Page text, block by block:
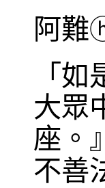
阿難
「
大眾
座。
不善